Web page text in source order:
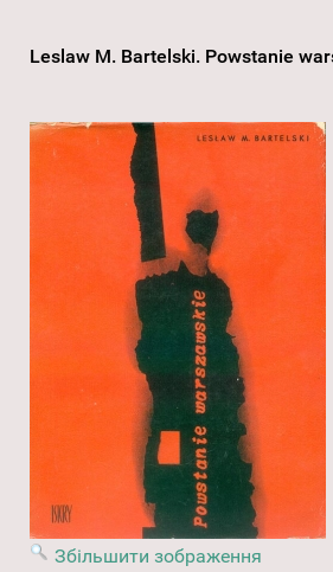
Leslaw M. Bartelski. Powstanie
Збільшити зображення